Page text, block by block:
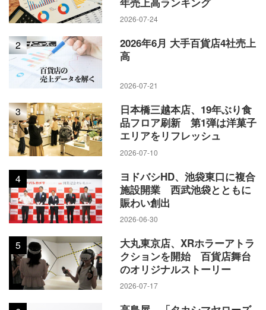
2026-07-24
2
2026年6月 大手百貨店4社売上
高
2026-07-21
3
日本橋三越本店、19年ぶり食
品フロア刷新 第1弾は洋菓子
エリアをリフレッシュ
2026-07-10
4
ヨドバシHD、池袋東口に複合
施設開業 西武池袋とともに
賑わい創出
2026-06-30
5
大丸東京店、XRホラーアトラ
クションを開始 百貨店舞台
のオリジナルストーリー
2026-07-17